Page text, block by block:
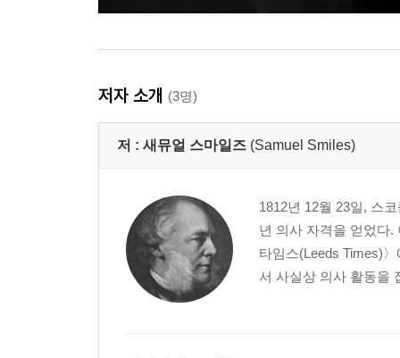
저자 소개 (3명)
저 : 새뮤얼 스마일즈 (Samuel Smiles)
1812년 12월 23일, 스
년 의사 자격을 얻었다
타임스(Leeds Times)
서 사실상 의사 활동을